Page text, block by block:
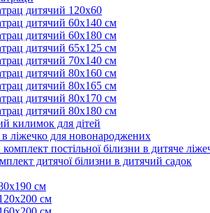
дитячий 120х60
дитячий 60х140 см
дитячий 60х180 см
дитячий 65х125 см
дитячий 70х140 см
дитячий 80х160 см
дитячий 80х165 см
дитячий 80х170 см
дитячий 80х180 см
килимок для дітей
ліжечко для новонароджених
постільної білизни в дитяче
дитячої білизни в дитячий садок
см
см